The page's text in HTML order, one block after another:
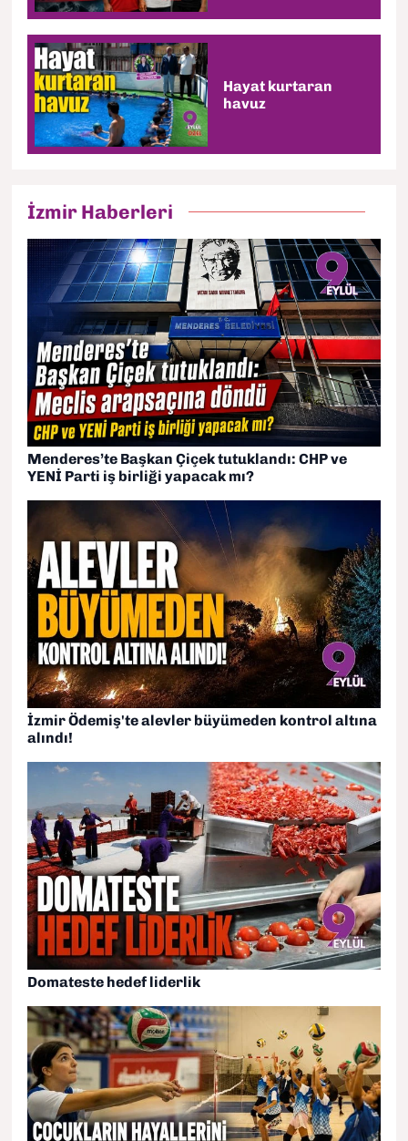
Hayat kurtaran
havuz
İzmir Haberleri
Menderes’te Başkan Çiçek tutuklandı: CHP ve
YENİ Parti iş birliği yapacak mı?
İzmir Ödemiş'te alevler büyümeden kontrol altına
alındı!
Domateste hedef liderlik